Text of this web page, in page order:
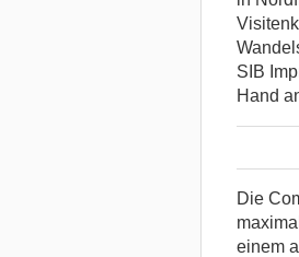
SIB
Hand
Die
einem